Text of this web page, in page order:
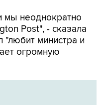
мы неоднократно
Post", - сказала
"любит министра и
огромную